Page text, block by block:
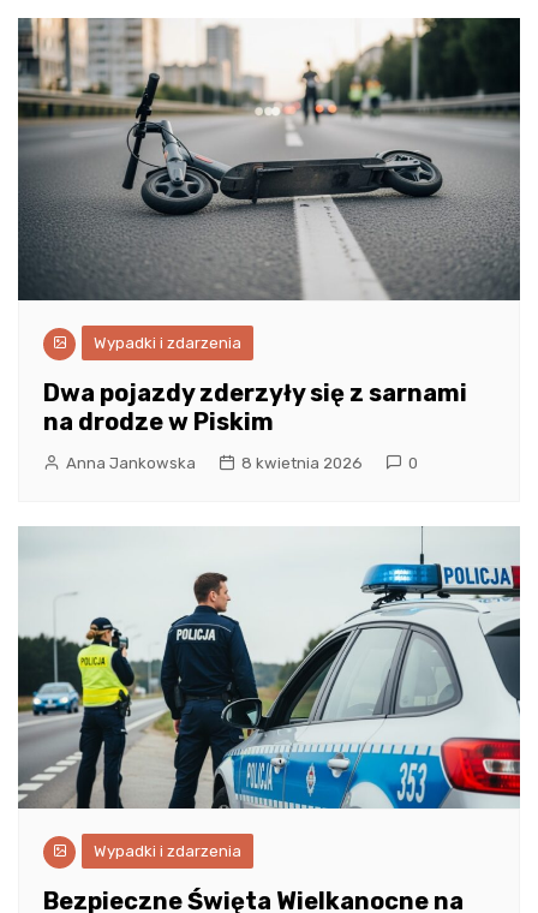
Wypadki i zdarzenia
Dwa pojazdy zderzyły się z sarnami
na drodze w Piskim
Anna Jankowska 8 kwietnia 2026 0
Wypadki i zdarzenia
Bezpieczne Święta Wielkanocne na